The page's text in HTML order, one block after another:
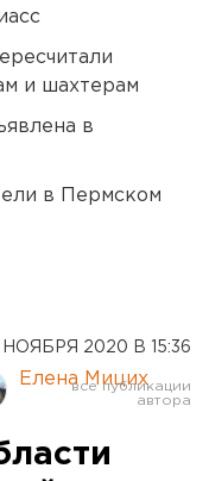
и шахтерам
в
в Пермском
НОЯБРЯ 2020 В 15:36
Елена Мицих